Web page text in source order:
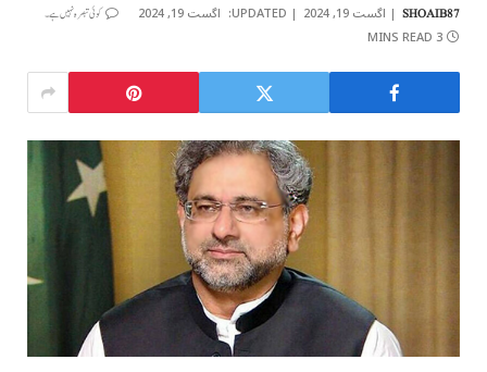
SHOAIB87 اگست 19, 2024 UPDATED: اگست 19, 2024 کوئی تبصرہ نہیں ہے۔
3 MINS READ